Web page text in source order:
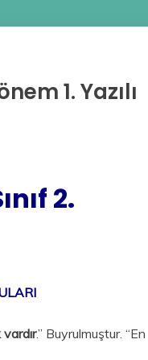
1. Yazılı
2.
.” Buyrulmuştur. “En